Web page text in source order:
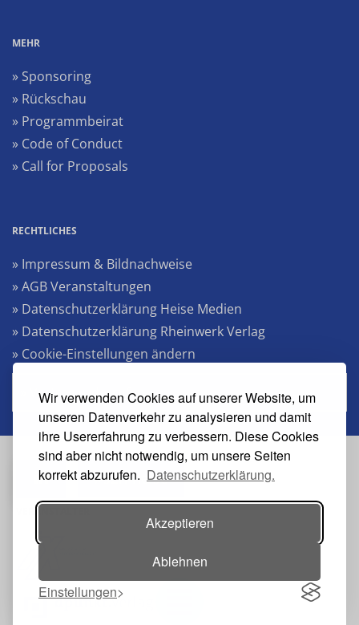
Wir verwenden Cookies auf unserer Website, um
unseren Datenverkehr zu analysieren und damit
ihre Usererfahrung zu verbessern. Diese Cookies
sind aber nicht notwendig, um unsere Seiten
korrekt abzurufen. Datenschutzerklärung.
Akzeptieren
Ablehnen
Einstellungen
MEHR
» Sponsoring
» Rückschau
» Programmbeirat
» Code of Conduct
» Call for Proposals
RECHTLICHES
» Impressum & Bildnachweise
» AGB Veranstaltungen
» Datenschutzerklärung Heise Medien
» Datenschutzerklärung Rheinwerk Verlag
» Cookie-Einstellungen ändern
» Vertrag widerrufen
#s2n-heise
VERANSTALTER